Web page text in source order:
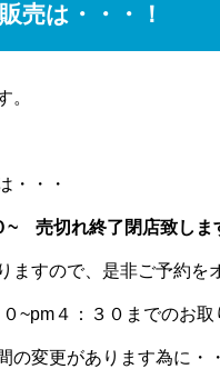
売は・・・！
。
・・・
~ 売切れ終了閉店致しま
ますので、是非ご予約を
~pm４：３０までのお取
の変更があります為に・